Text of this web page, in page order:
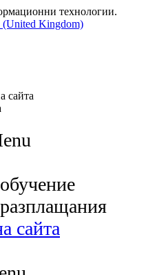
технологии.
сайта
сайта